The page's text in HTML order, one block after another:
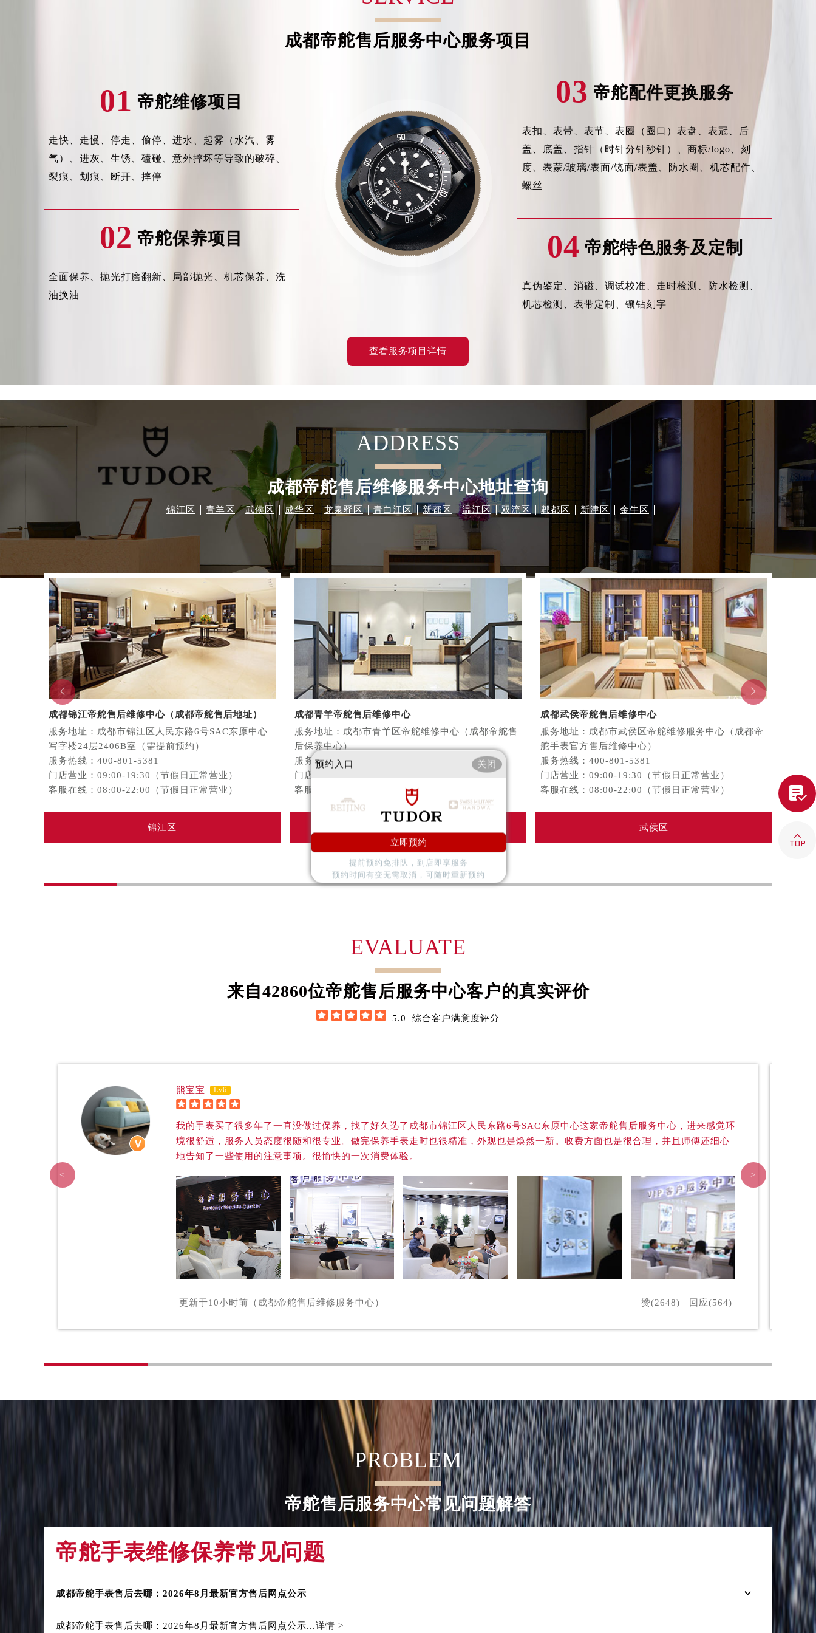
广州市越秀区环市东路371-375号世界贸易中心大厦南塔写字楼15层07室（需提前预约）
厦门市思明区湖滨东路95号华润大厦写字楼B座11层1104室（需提前预约）
福州市鼓楼区五四路128-1号恒力城写字楼15层03室（需提前预约）
成都市锦江区人民东路6号SAC东原中心写字楼24层2406B室（需提前预约）
重庆市江北区观音桥步行街2号融恒时代广场写字楼9层902室（需提前预约）
长沙市芙蓉区定王台街道建湘路393号世茂环球金融中心写字楼（芙蓉广场）10层13室（需提前预约）
郑州市二七区铭功路10号华润大厦写字楼29层2905室（需提前预约）
太原市迎泽区解放路15号亨得利名表服务中心（品牌授权店）3层整层（需提前预约）
沈阳市沈河区中街路137号亨得利名表服务中心（品牌授权店）1层整层（需提前预约）
沈阳市沈河区中街路83号亨得利名表服务中心（品牌授权店）1层整层（需提前预约）
乌鲁木齐市天山区红山路26号时代广场（CCMALL）C座17层17-B（需提前预约）
哈尔滨市道里区友谊西路600号富力中心T2座写字楼29层03室（需提前预约）
无锡市梁溪区人民中路139号恒隆广场写字楼1座11层1104室（需提前预约）
南通市崇川区工农路57号圆融广场写字楼16层1603室（需提前预约）
苏州市苏州工业园区星港街199号苏州中心办公楼C座22层08室（需提前预约）
武汉市江汉区解放大道686号世界贸易大厦38层09室（需提前预约）
南宁市青秀区金湖路59号地王大厦12楼1224室（需提前预约）
合肥市蜀山区潜山路111号万象城华润大厦B座12楼03室（需提前预约）
泉州市丰泽区宝洲路729号浦西万达中心写字楼A座7楼709室（需提前预约）
青岛市南区山东路6号华润大厦B座22层04室（需提前预约）
烟台市芝罘区胜利路139号万达金融中心A座907室（需提前预约）
长春市朝阳区西安大路727号中银大厦A座(旺进大厦)18层09室（需提前预约）
贵阳市南明区都司高架桥路33号亨特国际金融中心14楼14D（需提前预约）
昆明市盘龙区北京路928号同德昆明广场写字楼10层06室（需提前预约）
石家庄市长安区中山东路39号勒泰中心写字楼B座13层07室（需提前预约）
西安市碑林区南关正街88号华侨城长安国际中心E座6楼10室（需提前预约）
海口市龙华区金贸东路5号海口华润大厦B座17层1707室（需提前预约）
唐山市路南区新华东道100号万达广场写字楼A座10层1002室（需提前预约）
台州市椒江区东海大道1800号腾达中心东1幢20楼2002室（需提前预约）
内蒙古自治区呼和浩特市玉泉区大学西街70号华润万象城写字楼（鄂尔多斯大厦）23层2326室（需提前预约）
甘肃省兰州市七里河区西津西路16号兰州中心写字楼21层2102室（需提前预约）
重庆市解放碑渝中区民权路28号英利国际金融中心写字楼20层01室（需提前预约）
黑龙江省大庆市萨尔图区会战大街帝舵售后服务中心（需提前预约）
黑龙江省鹤岗市向阳区红军路帝舵售后服务中心（需提前预约）
黑龙江省黑河市爱辉区中央街帝舵售后服务中心（需提前预约）
黑龙江省鸡西市鸡冠区红军路帝舵售后服务中心（需提前预约）
黑龙江省佳木斯市向阳区长安路帝舵售后服务中心（需提前预约）
黑龙江省牡丹江市东安区太平路帝舵售后服务中心（需提前预约）
黑龙江省七台河市桃山区大同街帝舵售后服务中心（需提前预约）
黑龙江省齐齐哈尔市龙沙区龙华路帝舵售后服务中心（需提前预约）
黑龙江省双鸭山市尖山区新兴大街帝舵售后服务中心（需提前预约）
黑龙江省绥化市北林区新华街与康庄路交叉口帝舵售后服务中心（需提前预约）
黑龙江省伊春市伊美区通河路帝舵售后服务中心（需提前预约）
吉林省白城市洮北区明仁南街帝舵售后服务中心（需提前预约）
吉林省梅河口市新华街道梅河大街帝舵售后服务中心（需提前预约）
吉林省松原市宁江区五环大街帝舵售后服务中心（需提前预约）
吉林省通化市东昌区环通乡江南大街帝舵售后服务中心（需提前预约）
吉林省延边市延吉市解放路帝舵售后服务中心（需提前预约）
辽宁省朝阳市双塔区新华路帝舵售后服务中心（需提前预约）
辽宁省抚顺市新抚区东一路帝舵售后服务中心（需提前预约）
辽宁省阜新市海州区解放大街帝舵售后服务中心（需提前预约）
辽宁省葫芦岛市连山区中央路帝舵售后服务中心（需提前预约）
辽宁省锦州市古塔区中央大街帝舵售后服务中心（需提前预约）
辽宁省盘锦市兴隆台区石油大街帝舵售后服务中心（需提前预约）
辽宁省铁岭市银州区南马路帝舵售后服务中心（需提前预约）
辽宁省营口市站前区市府路与渤海大街交叉口帝舵售后服务中心（需提前预约）
辽宁省沈阳市沈河区中街路137号亨得利名表维修授权店1楼帝舵售后服务中心（需提前预约）
辽宁省沈阳市沈河区中街路83号亨得利名表维修授权店1楼帝舵售后服务中心（需提前预约）
北京市朝阳区建国门外大街甲6号华熙国际中心D座11层1102室帝舵售后服务中心（北京总部）（需提前预约）
河北省保定市竞秀区朝阳北大街北国先天下帝舵售后服务中心（需提前预约）
内蒙古自治区呼伦贝尔市海拉尔区中央街帝舵售后服务中心（需提前预约）
内蒙古自治区通辽市科尔沁区明仁大街帝舵售后服务中心（需提前预约）
内蒙古自治区乌海市海勃湾区人民南路帝舵售后服务中心（需提前预约）
内蒙古自治区乌兰察布市集宁区恩和大街帝舵售后服务中心（需提前预约）
内蒙古自治区锡林郭勒盟市锡林浩特市光明街与额尔敦路交叉口帝舵售后服务中心（需提前预约）
内蒙古自治区兴安盟市乌兰浩特市兴安大街帝舵售后服务中心（需提前预约）
山西省大同市平城区迎宾街帝舵售后服务中心（需提前预约）
山西省晋城市城区黄华街帝舵售后服务中心（需提前预约）
山西省晋中市榆次区顺城街帝舵售后服务中心（需提前预约）
山西省临汾市尧都区解放路帝舵售后服务中心（需提前预约）
山西省朔州市朔城区怡西路与鄯阳西街交汇处帝舵售后服务中心（需提前预约）
山西省阳泉市郊区平阳东街与新城大道交叉口帝舵售后服务中心（需提前预约）
成都帝舵售后服务中心服务项目
01 帝舵维修项目
走快、走慢、停走、偷停、进水、起雾（水汽、雾
气）、进灰、生锈、磕碰、意外摔坏等导致的破碎、
裂痕、划痕、断开、摔停
02 帝舵保养项目
全面保养、抛光打磨翻新、局部抛光、机芯保养、洗
油换油
03 帝舵配件更换服务
表扣、表带、表节、表圈（圈口）表盘、表冠、后
盖、底盖、指针（时针分针秒针）、商标/logo、刻
度、表蒙/玻璃/表面/镜面/表盖、防水圈、机芯配件、
螺丝
04 帝舵特色服务及定制
真伪鉴定、消磁、调试校准、走时检测、防水检测、
机芯检测、表带定制、镶钻刻字
查看服务项目详情
ADDRESS
成都帝舵售后维修服务中心地址查询
锦江区 青羊区 武侯区 成华区 龙泉驿区 青白江区 新都区 温江区 双流区 郫都区 新津区 金牛区
成都锦江帝舵售后维修中心（成都帝舵售后地址）
服务地址：成都市锦江区人民东路6号SAC东原中心
写字楼24层2406B室（需提前预约）
服务热线：400-801-5381
门店营业：09:00-19:30（节假日正常营业）
客服在线：08:00-22:00（节假日正常营业）
锦江区
成都青羊帝舵售后维修中心
服务地址：成都市青羊区帝舵维修中心（成都帝舵售
后保养中心）
服务热线：400-801-5381
门店营业：09:00-19:30（节假日正常营业）
客服在线：08:00-22:00（节假日正常营业）
成都武侯帝舵售后维修中心
服务地址：成都市武侯区帝舵维修服务中心（成都帝
舵手表官方售后维修中心）
服务热线：400-801-5381
门店营业：09:00-19:30（节假日正常营业）
客服在线：08:00-22:00（节假日正常营业）
武侯区
门店
客服


EVALUATE
来自42860位帝舵售后服务中心客户的真实评价
     5.0 综合客户满意度评分
熊宝宝 Lv6
    
我的手表买了很多年了一直没做过保养，找了好久选了成都市锦江区人民东路6号SAC东原中心这家帝舵售后服务中心，进来感觉环
境很舒适，服务人员态度很随和很专业。做完保养手表走时也很精准，外观也是焕然一新。收费方面也是很合理，并且师傅还细心
地告知了一些使用的注意事项。很愉快的一次消费体验。
更新于10小时前（成都帝舵售后维修服务中心） 赞(2648) 回应(564)
>
<
PROBLEM
帝舵售后服务中心常见问题解答
帝舵手表维修保养常见问题
成都帝舵手表售后去哪：2026年8月最新官方售后网点公示
成都帝舵手表售后去哪：2026年8月最新官方售后网点公示...详情 >


预约入口 关闭
立即预约
提前预约免排队，到店即享服务
预约时间有变无需取消，可随时重新预约